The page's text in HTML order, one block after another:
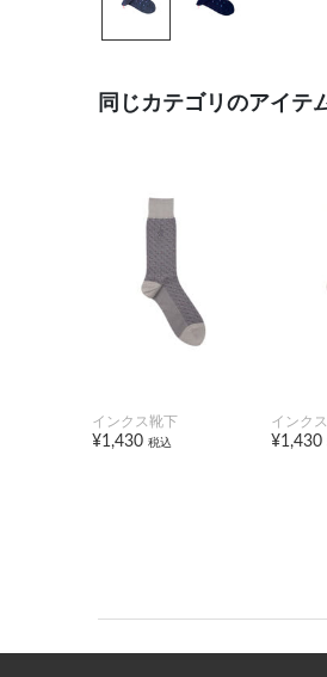
同じカテゴリのアイテ
インクス靴下
¥1,430 税込
インク
¥1,430